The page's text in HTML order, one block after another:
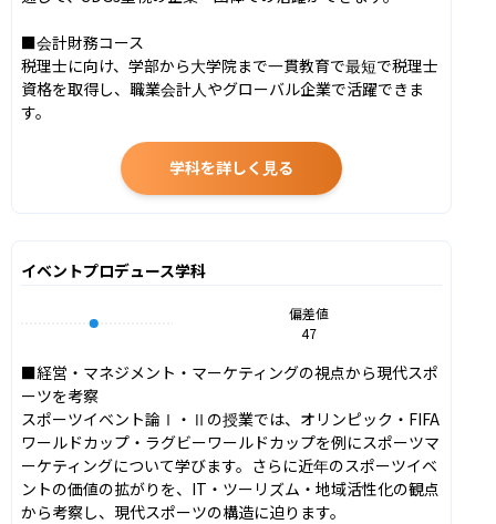
■会計財務コース
税理士に向け、学部から大学院まで一貫教育で最短で税理士
資格を取得し、職業会計人やグローバル企業で活躍できま
す。
学科を詳しく見る
イベントプロデュース学科
偏差値
47
■経営・マネジメント・マーケティングの視点から現代スポ
ーツを考察
スポーツイベント論Ⅰ・Ⅱの授業では、オリンピック・FIFA
ワールドカップ・ラグビーワールドカップを例にスポーツマ
ーケティングについて学びます。さらに近年のスポーツイベ
ントの価値の拡がりを、IT・ツーリズム・地域活性化の観点
から考察し、現代スポーツの構造に迫ります。